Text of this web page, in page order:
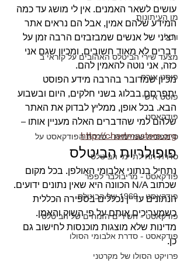
מן העיתונות
ויניל
מצעד שירי הביטלס האהובים על קוראי ב
פוסט אורח
פוסט אישי
פודקאסט
סימפוניה שמיימית - סדרת הפודקאסט על
סדרת תחילת ימי הביטלס
פודקאסט - מריבולבר לפפר
פודקאסט - 1969 של הביטלס
פודקאסט - השירים הזנוחים של הביטלס
פודקאסט - סדרת אלבומי הסולו
פרויקט הסולו של מקרטני
עושים לשאר האמנים. אין לי מושג עד כמה
המידע שלהם אמין, אבל הם נראים אתר
רציני של אנשים שמבזבזים הרבה זמן על
דברים לא מאוד חשובים, ומכיון שגם אני
כזה, אני נוטה להאמין להם.
מכיון שמדובר בהרבה מידע הפוסט
יתפרסם בבלוג בשני חלקים, היום ובשבוע
הבא. בכל אופן, ממליץ לבדוק את האתר
שלהם למי שהדברים האלה מעניין אותו –
http://chartmasters.org
פופולריות הביטלס
נתחיל בנתוני אלבומי האולפן. בכל מקום
שכתוב N/A הכוונה היא שאין נתונים ידועים.
הנתונים עדיין נכללים בספירה הכללית
כשמעריכים אותם על פי השוק והאמן.
מדינות שלא מוצגות מוכנסות לחישוב גם
כן.